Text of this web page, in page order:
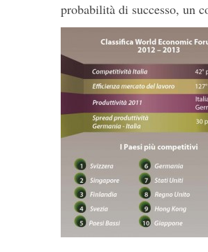
probabilità di successo, un